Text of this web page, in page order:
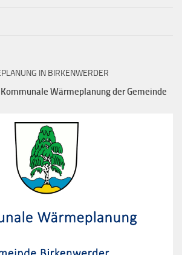
IN BIRKENWERDER
Wärmeplanung der Gemeinde